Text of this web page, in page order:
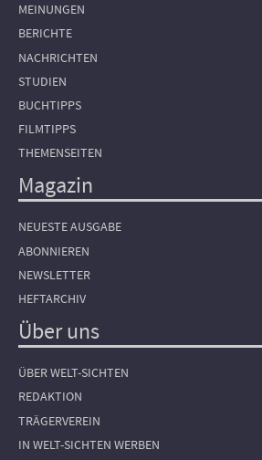
MEINUNGEN
BERICHTE
NACHRICHTEN
STUDIEN
BUCHTIPPS
FILMTIPPS
THEMENSEITEN
Magazin
NEUESTE AUSGABE
ABONNIEREN
NEWSLETTER
HEFTARCHIV
Über uns
ÜBER WELT-SICHTEN
REDAKTION
TRÄGERVEREIN
IN WELT-SICHTEN WERBEN